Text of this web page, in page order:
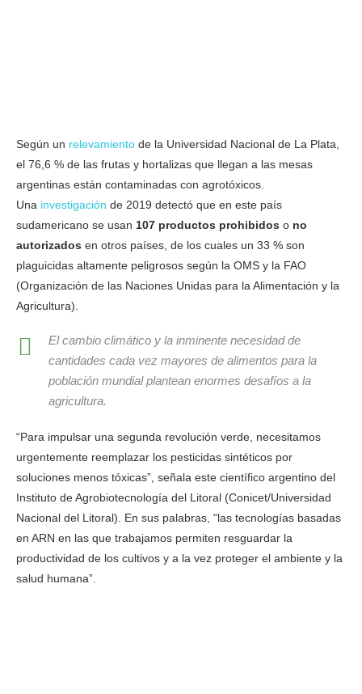
Según un relevamiento de la Universidad Nacional de La Plata,
el 76,6 % de las frutas y hortalizas que llegan a las mesas
argentinas están contaminadas con agrotóxicos.
Una investigación de 2019 detectó que en este país
sudamericano se usan 107 productos prohibidos o no
autorizados en otros países, de los cuales un 33 % son
plaguicidas altamente peligrosos según la OMS y la FAO
(Organización de las Naciones Unidas para la Alimentación y la
Agricultura).
El cambio climático y la inminente necesidad de
cantidades cada vez mayores de alimentos para la
población mundial plantean enormes desafíos a la
agricultura.
“Para impulsar una segunda revolución verde, necesitamos
urgentemente reemplazar los pesticidas sintéticos por
soluciones menos tóxicas”, señala este científico argentino del
Instituto de Agrobiotecnología del Litoral (Conicet/Universidad
Nacional del Litoral). En sus palabras, “las tecnologías basadas
en ARN en las que trabajamos permiten resguardar la
productividad de los cultivos y a la vez proteger el ambiente y la
salud humana”.